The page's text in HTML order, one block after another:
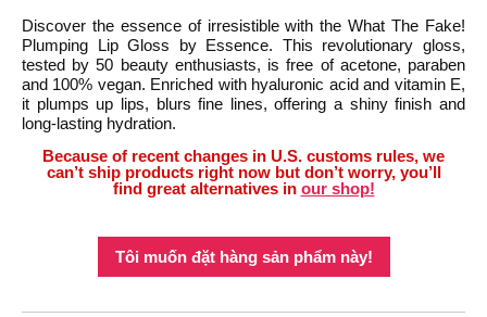
Discover the essence of irresistible with the What The Fake!
Plumping Lip Gloss by Essence. This revolutionary gloss,
tested by 50 beauty enthusiasts, is free of acetone, paraben
and 100% vegan. Enriched with hyaluronic acid and vitamin E,
it plumps up lips, blurs fine lines, offering a shiny finish and
long-lasting hydration.
Because of recent changes in U.S. customs rules, we
can’t ship products right now but don’t worry, you’ll
find great alternatives in our shop!
Tôi muốn đặt hàng sản phẩm này!